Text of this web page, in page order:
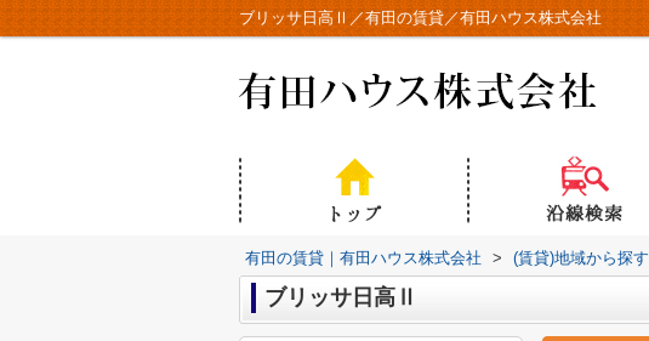
ブリッサ日高Ⅱ／有田の賃貸／有田ハウス株式会社
有田の賃貸｜有田ハウス株式会社 > (賃貸)地域から探す
ブリッサ日高Ⅱ